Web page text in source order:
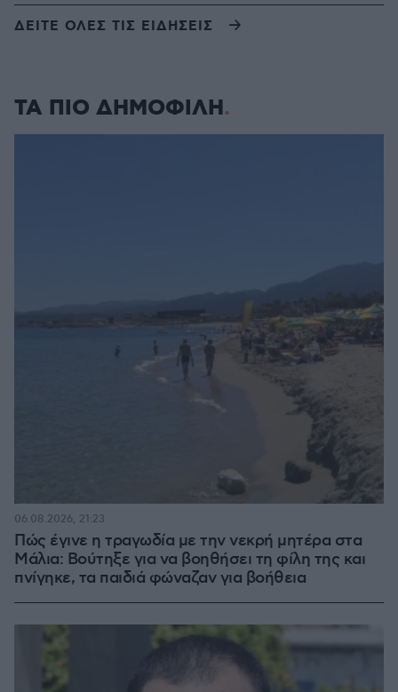
ΔΕΙΤΕ ΟΛΕΣ ΤΙΣ ΕΙΔΗΣΕΙΣ
ΤΑ ΠΙΟ ΔΗΜΟΦΙΛΗ
Πώς έγινε η τραγωδία με την νεκρή μητέρα στα
Μάλια: Βούτηξε για να βοηθήσει τη φίλη της και
πνίγηκε, τα παιδιά φώναζαν για βοήθεια
06.08.2026, 21:23